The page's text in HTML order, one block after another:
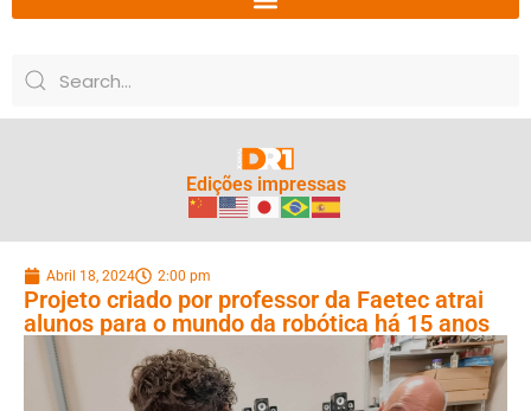
Edições impressas
Abril 18, 2024 2:00 pm
Projeto criado por professor da Faetec atrai
alunos para o mundo da robótica há 15 anos